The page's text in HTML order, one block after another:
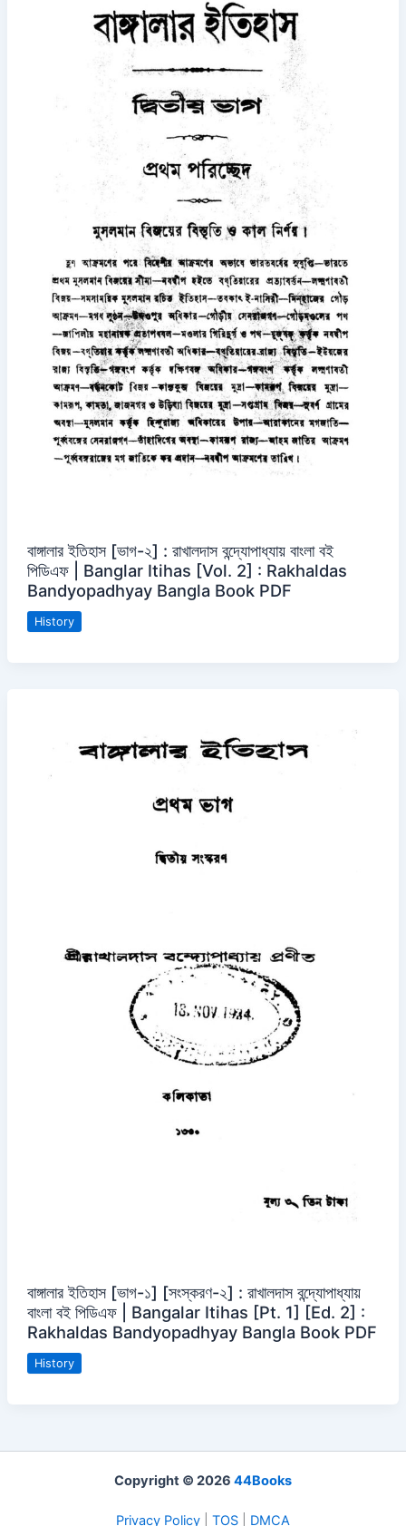
বাঙ্গালার ইতিহাস [ভাগ-২] : রাখালদাস বন্দ্যোপাধ্যায় বাংলা বই
পিডিএফ | Banglar Itihas [Vol. 2] : Rakhaldas
Bandyopadhyay Bangla Book PDF
History
বাঙ্গালার ইতিহাস [ভাগ-১] [সংস্করণ-২] : রাখালদাস বন্দ্যোপাধ্যায়
বাংলা বই পিডিএফ | Bangalar Itihas [Pt. 1] [Ed. 2] :
Rakhaldas Bandyopadhyay Bangla Book PDF
History
Copyright © 2026 44Books
Privacy Policy TOS DMCA